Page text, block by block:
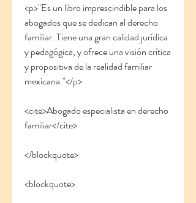
<p>"Es un libro imprescindible para los
abogados que se dedican al derecho
familiar. Tiene una gran calidad jurídica
y pedagógica, y ofrece una visión crítica
y propositiva de la realidad familiar
mexicana."</p>
<cite>Abogado especialista en derecho
familiar</cite>
</blockquote>
<blockquote>